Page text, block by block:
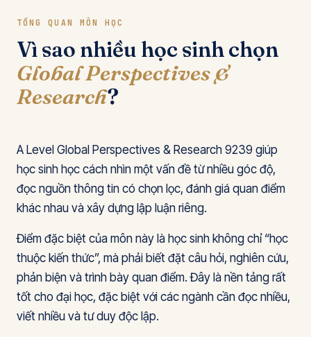
TỔNG QUAN MÔN HỌC
Vì sao nhiều học sinh chọn
Global Perspectives &
Research?
A Level Global Perspectives & Research 9239 giúp
học sinh học cách nhìn một vấn đề từ nhiều góc độ,
đọc nguồn thông tin có chọn lọc, đánh giá quan điểm
khác nhau và xây dựng lập luận riêng.
Điểm đặc biệt của môn này là học sinh không chỉ “học
thuộc kiến thức”, mà phải biết đặt câu hỏi, nghiên cứu,
phản biện và trình bày quan điểm. Đây là nền tảng rất
tốt cho đại học, đặc biệt với các ngành cần đọc nhiều,
viết nhiều và tư duy độc lập.